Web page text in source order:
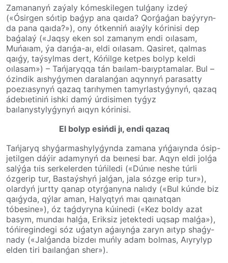
Zamananyń zaýaly kómeskilegen tulǵany izdeý
(«Ósirgen sóıtip baǵyp ana qaıda? Qor­ǵa­ǵan baýyryn­
da pana qaıda?»), ony ótkenniń aıaýly kórinisi dep
baǵalaý («Jaqsy eken sol zamanym endi oılasam,
Muńaıam, ýa darıǵa-aı, eldi oılasam. Qasiret, qalmas
qaıǵy, taýsylmas dert, Kóńilge ketpes bolyp keldi
oılasam») – Tańjaryqqa tán baı­lam­-baıyptamalar. Bul –
ózindik aı­shy­ǵymen daralanǵan aqynnyń para­­sat­­ty
poezıasynyń qazaq tarı­hy­men tamyr­las­ty­ǵynyń, qazaq
áde­bıe­tiniń ishki damý úrdisimen tyǵyz
baılanystylyǵynyń aıqyn kórinisi.
El bolyp esińdi jı, endi qazaq
Tańjaryq shyǵarmashylyǵynda zamana yńǵaıynda ósip-
jetilgen dáýir adamynyń da beınesi bar. Aqyn eldi jolǵa
salýǵa tıis serkelerden túńiledi («Dúnıe neshe túrli
ózgerip tur, Bastaýshyń jalǵan, jala sózge erip tur»),
olardyń jurtty qanap otyrǵanyna nalıdy («Bul kúnde biz
qaıǵyda, qýlar aman, Halyq­tyń maı qaınatqan
tóbesine»), óz taǵd­y­ry­na kúıinedi («Kez boldy azat
basym, mun­daı­ halǵa, Eriksiz jetektedi uqsap malǵa»),
tóńi­re­gin­degi sóz uǵatyn aǵaıynǵa zaryn aıtyp shaǵy­
na­dy («Jalǵanda bizdeı muńly adam bol­mas,­ Aıyrylyp
elden tiri baılanǵan sher»).